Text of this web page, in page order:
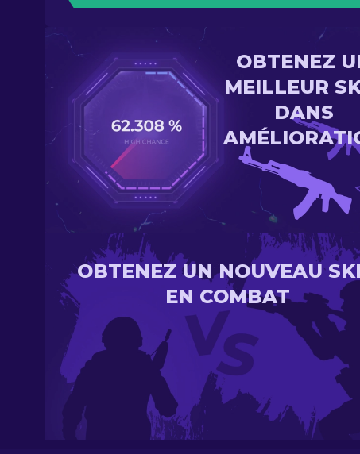
OBTENEZ
MEILLEUR
DANS
OBTENEZ UN NOUVEAU
EN COMBAT